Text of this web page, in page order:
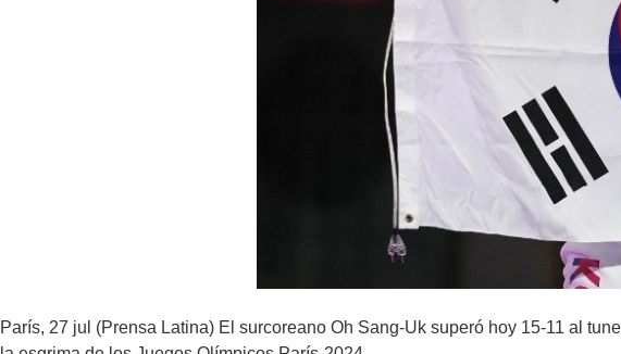
París, 27 jul (Prensa Latina) El surcoreano Oh Sang-Uk superó hoy 15-11 al